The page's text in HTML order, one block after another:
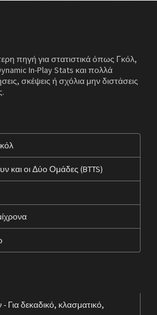
πηγή για στατιστικά όπως Γκόλ,
In-Play Stats και πολλά
σκέψεις ή σχόλια μην διστάσεις
και οι Δύο Ομάδες (BTTS)
δεκαδικό, κλασματικό,